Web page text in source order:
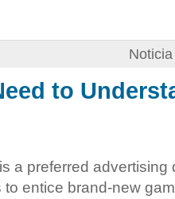
to
a preferred
entice brand-new